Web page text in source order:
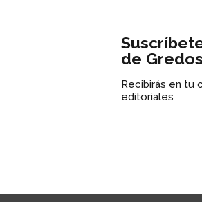
de Gredos
Recibirás en tu
editoriales